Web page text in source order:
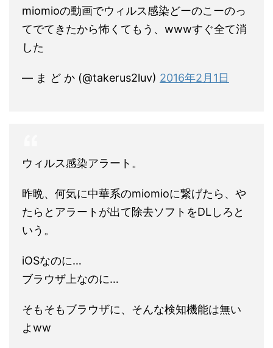
miomioの動画でウィルス感染どーのこーのっ
てでてきたから怖くてもう、wwwすぐ全て消
した
— ま ど か (@takerus2luv) 2016年2月1日
ウィルス感染アラート。
昨晩、何気に中華系のmiomioに繋げたら、や
たらとアラートが出て除去ソフトをDLしろと
いう。
iOSなのに…
ブラウザ上なのに…
そもそもブラウザに、そんな検知機能は無い
よww